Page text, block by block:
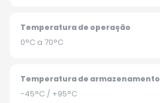
Temperatura de operação
0°C a 70°C
Temperatura de armazenamento
-45°C / +95°C